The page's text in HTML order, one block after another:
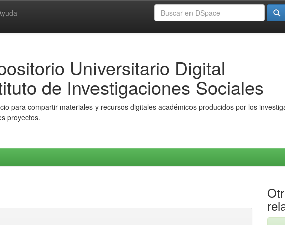
Universitario Digital
de Investigaciones Sociales
para compartir materiales y recursos digitales académicos producidos por los
proyectos.